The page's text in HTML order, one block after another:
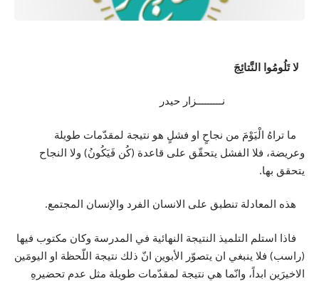
لا تَلُومُوا النَّتائِجَ
نـــــــــزار حيدر
ما تراهُ الْيَوْمَ من نجاحٍ او فشلٍ هو نتيجة لمقدّمات طويلة
وعريضة، فلا الفشل يتحقّق على قاعدة (كُن فَيَكُونُ) ولا النجاح
يتحقق بها.
هذه المعادلة تنطبق على الانسان الفرد والإنسان المجتمع.
فاذا استلم التلميذ النتيجة النهائية في المدرسة وكان مكتوب فيها
(راسب) فلا ينبغي ان يتصوّر الأبوين انّ ذلك نتيجة اللّحظة او اليومَين
الاخيرَين ابداً، وانّما هي نتيجة لمقدّمات طويلة مثل عدم تحضيرهِ